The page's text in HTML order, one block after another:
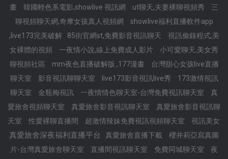
畫
韓國輕色系電影,showlive 視訊網 ut聊天,夫妻裸聊視頻秀
三
聊視頻聊天網,奇摩女孩真人視頻網
showlive福利直播軟件app
,live173完美破解
85街官網st,免費影音視訊聊天
視訊偷錄程式,美
女裸體的視頻
一夜情小說,線上免費成人影片
小可愛聊天,美女秀
聊視頻社區
mm夜色直播破解版 ,177漫畫
台灣甜心女孩live直播
聊天室
影音視訊聊聊天室 live173影音視訊live秀
173激情視訊
聊天室
金瓶梅視訊 一夜情情色聊天室-台灣免費視訊聊天室
真
愛旅舍視頻聊天室
真愛旅舍影音視訊聊天室
真愛旅舍影音視訊聊
天室
性愛裸聊直播間 超激情辣妹免費視訊視頻聊天室 視訊美女
真愛旅舍深夜福利直播平台 真愛旅舍直播下載
櫻井莉亞寫真圖
片-台灣真愛旅舍聊天室
直播間視訊聊天室 免費同城聊天室
夜